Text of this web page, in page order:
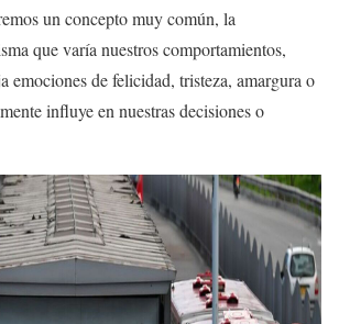
un concepto muy común, la
que varía nuestros comportamientos,
emociones de felicidad, tristeza, amargura o
influye en nuestras decisiones o